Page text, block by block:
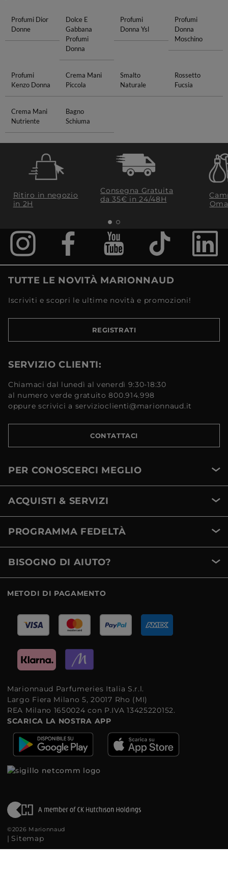
Profumi Dior
Donne
Dolce E
Gabbana
Profumi
Donna
Profumi
Donna Ysl
Profumi
Donna
Moschino
Profumi
Kenzo Donna
Crema Mani
Piccola
Smalto
Naturale
Rossetto
Fucsia
Crema Mani
Nutriente
Bagno
Schiuma
Ritiro in negozio
in 2H
Consegna Gratuita
da 35€​ in 24/48H
TUTTE LE NOVITÀ MARIONNAUD
Iscriviti e scopri le ultime novità e promozioni!
REGISTRATI
SERVIZIO CLIENTI:
Chiamaci dal lunedì al venerdì 9:30-18:30
al numero verde gratuito 800.914.998
oppure scrivici a servizioclienti@marionnaud.it
CONTATTACI
PER CONOSCERCI MEGLIO
ACQUISTI & SERVIZI
PROGRAMMA FEDELTÀ
BISOGNO DI AIUTO?
METODI DI PAGAMENTO
Marionnaud Parfumeries Italia S.r.l.
Largo Fiera Milano 5, 20017 Rho (MI)
REA Milano 1650024 con P.IVA 13425220152.
SCARICA LA NOSTRA APP
©2026 Marionnaud
| Sitemap